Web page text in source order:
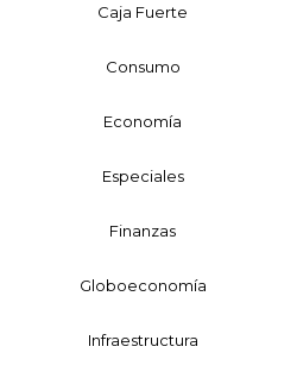
Caja Fuerte
Consumo
Economía
Especiales
Finanzas
Globoeconomía
Infraestructura